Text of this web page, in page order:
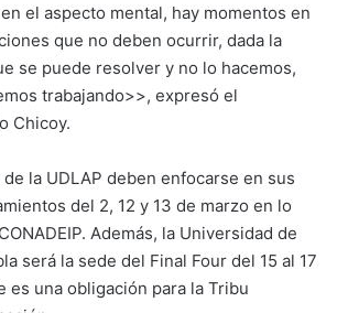
el aspecto mental, hay momentos en
que no deben ocurrir, dada la
se puede resolver y no lo hacemos,
trabajando>>, expresó el
Chicoy.
la UDLAP deben enfocarse en sus
del 2, 12 y 13 de marzo en lo
Además, la Universidad de
será la sede del Final Four del 15 al 17
es una obligación para la Tribu